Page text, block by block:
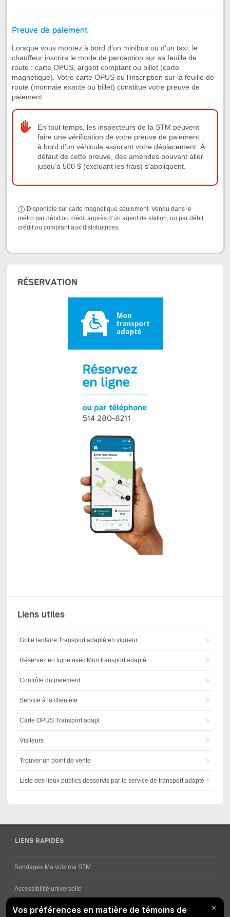
Preuve de paiement
Lorsque vous montez à bord d’un minibus ou d’un taxi, le
chauffeur inscrira le mode de perception sur sa feuille de
route : carte OPUS, argent comptant ou billet (carte
magnétique). Votre carte OPUS ou l’inscription sur la feuille de
route (monnaie exacte ou billet) constitue votre preuve de
paiement.
En tout temps, les inspecteurs de la STM peuvent
faire une vérification de votre preuve de paiement
à bord d’un véhicule assurant votre déplacement. À
défaut de cette preuve, des amendes pouvant aller
jusqu’à 500 $ (excluant les frais) s’appliquent.
Disponible sur carte magnétique seulement. Vendu dans le
métro par débit ou crédit auprès d’un agent de station, ou par débit,
crédit ou comptant aux distributrices.
RÉSERVATION
Liens utiles
Grille tarifaire Transport adapté en vigueur
Réservez en ligne avec Mon transport adapté
Contrôle du paiement
Service à la clientèle
Carte OPUS Transport adapt
Visiteurs
Trouver un point de vente
Liste des lieux publics desservis par le service de transport adapté
LIENS RAPIDES
Sondages Ma voix ma STM
Accessibilité universelle
Comment obtenir vos horaires de bus